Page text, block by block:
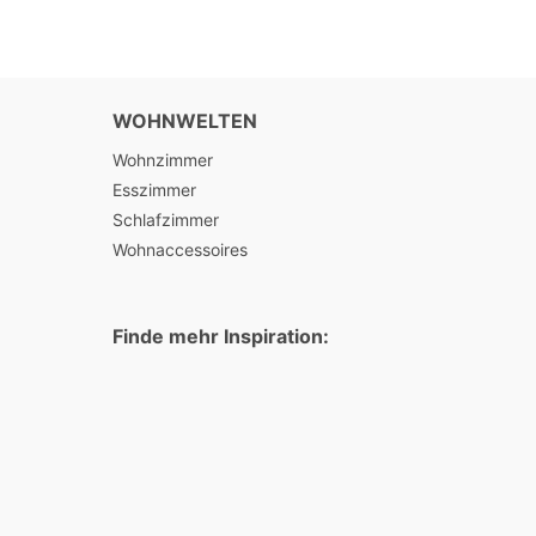
WOHNWELTEN
Wohnzimmer
Esszimmer
Schlafzimmer
Wohnaccessoires
Finde mehr Inspiration: